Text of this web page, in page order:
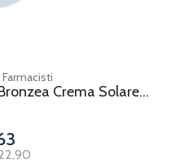
Crema Solare...